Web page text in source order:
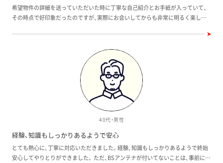
希望物件の詳細を送っていただいた時に丁寧な自己紹介とお手紙が入っていて、
その時点で好印象だったのですが、実際にお会いしてからも非常に明るく楽しく
40代・男性
経験、知識もしっかりあるようで安心
とても熱心に、丁寧に対応いただきました。経験、知識もしっかりあるようで終始
安心してやりとりができました。 ただ、BSアンテナが付いてないことは、事前に伝